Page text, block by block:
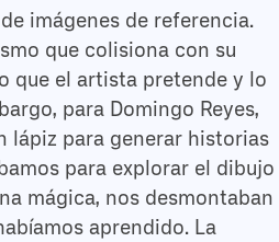
imágenes de referencia.
que colisiona con su
que el artista pretende y lo
para Domingo Reyes,
lápiz para generar historias
para explorar el dibujo
mágica, nos desmontaban
aprendido. La